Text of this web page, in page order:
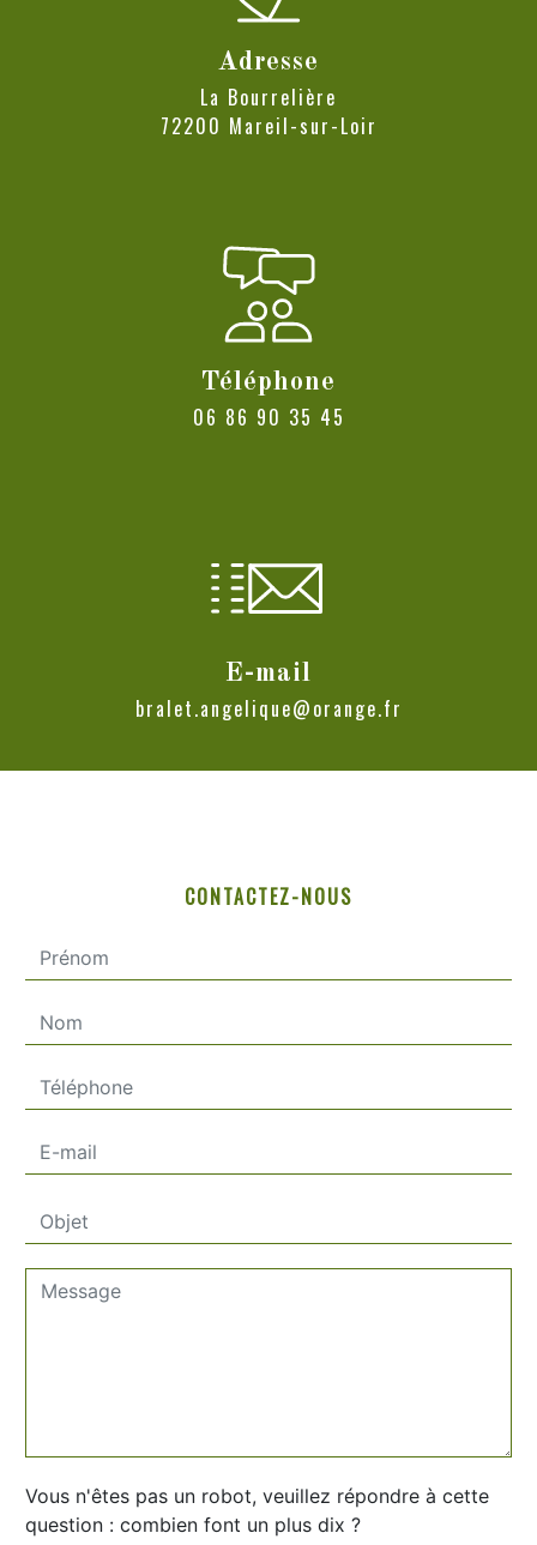
Adresse
La Bourrelière
72200 Mareil-sur-Loir
Téléphone
06 86 90 35 45
E-mail
bralet.angelique@orange.fr
CONTACTEZ-NOUS
Vous n'êtes pas un robot, veuillez répondre à cette
question : combien font un plus dix ?